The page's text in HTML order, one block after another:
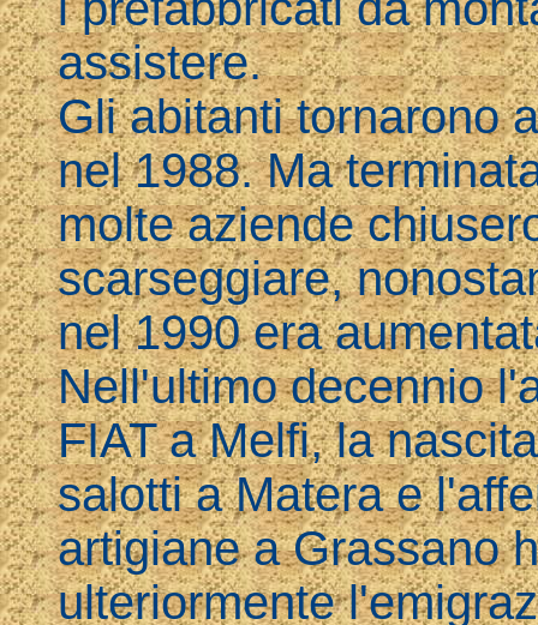
assistere.
Gli abitanti tornarono
nel 1988. Ma
molte aziende
scarseggiare,
nel 1990 era
Nell'ultimo decennio
FIAT a Melfi, la
salotti a Matera e
artigiane a Grassano
ulteriormente